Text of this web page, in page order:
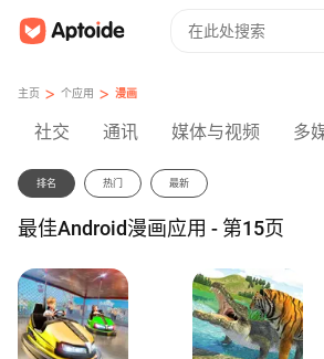
主页 > 个应用 > 漫画
社交 通讯 媒体与视频 多
排名 热门 最新
最佳Android漫画应用 - 第15页